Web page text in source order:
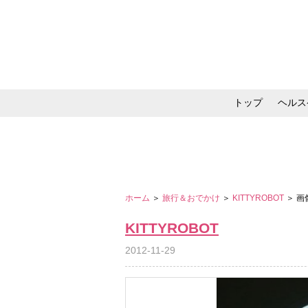
トップ ヘル
ホーム ＞ 旅行＆おでかけ ＞ KITTYROBOT ＞ 画
KITTYROBOT
2012-11-29